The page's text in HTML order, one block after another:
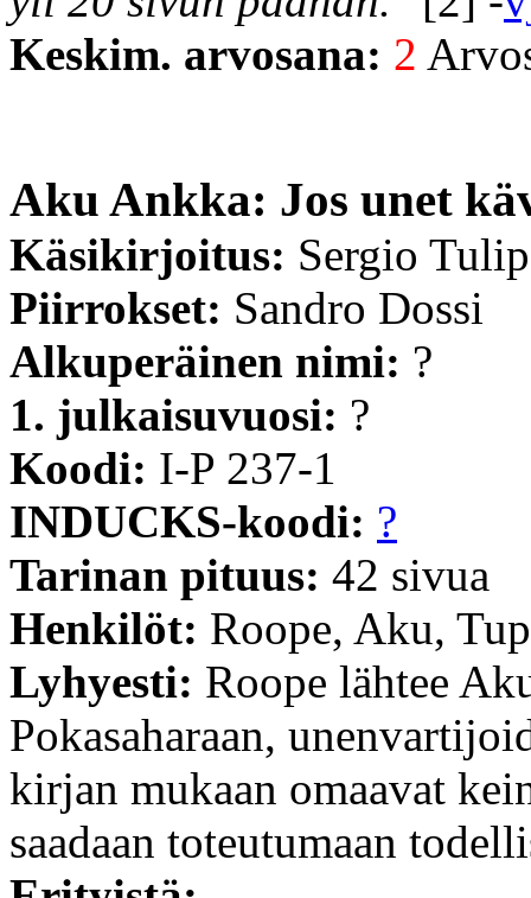
Keskim. arvosana: 2
Aku Ankka: Jos unet
Käsikirjoitus: Sergio
Piirrokset: Sandro Dossi
Alkuperäinen nimi: ?
1. julkaisuvuosi: ?
Koodi: I-P 237-1
INDUCKS-koodi: ?
Tarinan pituus: 42 sivua
Henkilöt: Roope, Aku,
Lyhyesti: Roope lähtee
Pokasaharaan,
kirjan mukaan omaavat
saadaan toteutumaan